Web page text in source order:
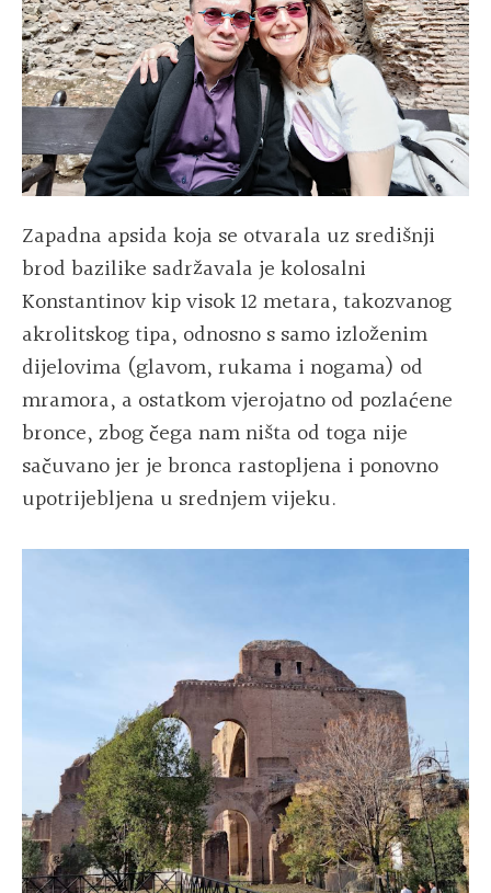
Zapadna apsida koja se otvarala uz središnji
brod bazilike sadržavala je kolosalni
Konstantinov kip visok 12 metara, takozvanog
akrolitskog tipa, odnosno s samo izloženim
dijelovima (glavom, rukama i nogama) od
mramora, a ostatkom vjerojatno od pozlaćene
bronce, zbog čega nam ništa od toga nije
sačuvano jer je bronca rastopljena i ponovno
upotrijebljena u srednjem vijeku.